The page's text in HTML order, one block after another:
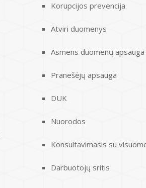
Korupcijos prevencija
Atviri duomenys
Asmens duomenų apsauga
Pranešėjų apsauga
DUK
Nuorodos
Konsultavimasis su
Darbuotojų sritis